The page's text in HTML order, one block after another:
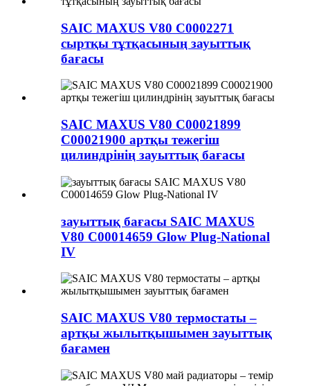
SAIC MAXUS V80 C0002271
сыртқы тұтқасының зауыттық
бағасы
SAIC MAXUS V80 C00021899
C00021900 артқы тежегіш
цилиндрінің зауыттық бағасы
зауыттық бағасы SAIC MAXUS
V80 C00014659 Glow Plug-National
IV
SAIC MAXUS V80 термостаты –
артқы жылытқышымен зауыттық
бағамен